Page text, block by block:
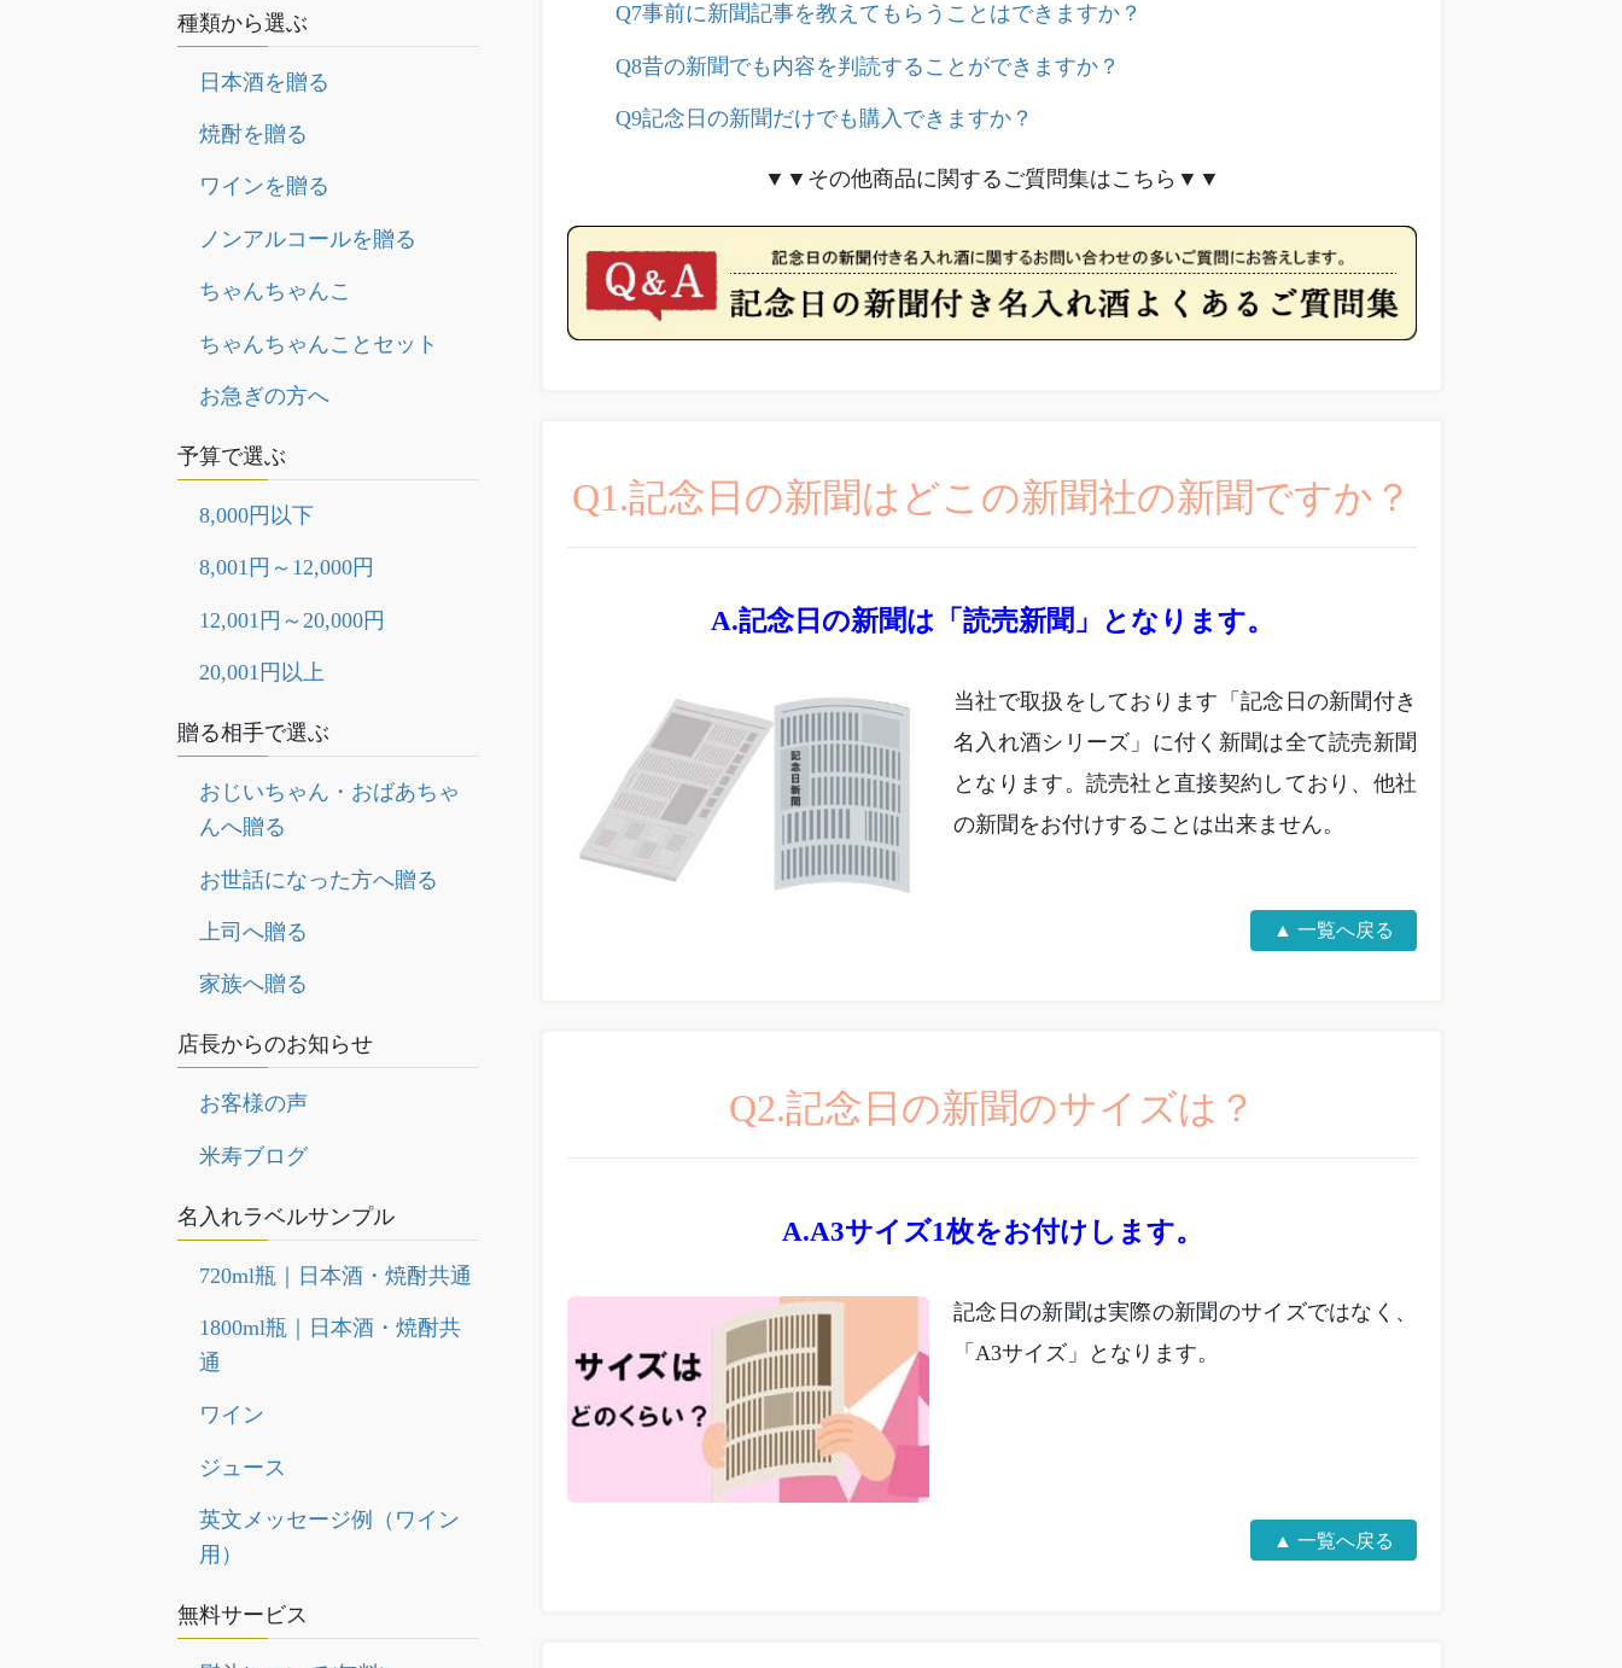
Q7事前に新聞記事を教えてもらうことはできますか？
Q8昔の新聞でも内容を判読することができますか？
Q9記念日の新聞だけでも購入できますか？
▼▼その他商品に関するご質問集はこちら▼▼
Q1.記念日の新聞はどこの新聞社の新聞ですか？
記念日の新聞は「読売新聞」となります。
当社で取扱をしております「記念日の新聞付き
名入れ酒シリーズ」に付く新聞は全て読売新聞
となります。読売社と直接契約しており、他社
の新聞をお付けすることは出来ません。
▲ 一覧へ戻る
Q2.記念日の新聞のサイズは？
A3サイズ1枚をお付けします。
記念日の新聞は実際の新聞のサイズではなく、
「A3サイズ」となります。
▲ 一覧へ戻る
種類から選ぶ
日本酒を贈る
焼酎を贈る
ワインを贈る
ノンアルコールを贈る
ちゃんちゃんこ
ちゃんちゃんことセット
お急ぎの方へ
予算で選ぶ
8,000円以下
8,001円～12,000円
12,001円～20,000円
20,001円以上
贈る相手で選ぶ
おじいちゃん・おばあちゃ
んへ贈る
お世話になった方へ贈る
上司へ贈る
家族へ贈る
店長からのお知らせ
お客様の声
米寿ブログ
名入れラベルサンプル
720ml瓶｜日本酒・焼酎共通
1800ml瓶｜日本酒・焼酎共
通
ワイン
ジュース
英文メッセージ例（ワイン
用）
無料サービス